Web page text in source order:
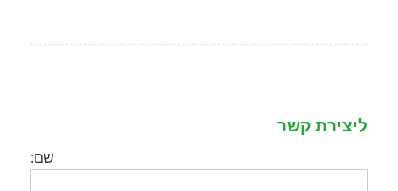
ליצירת קשר
שם: